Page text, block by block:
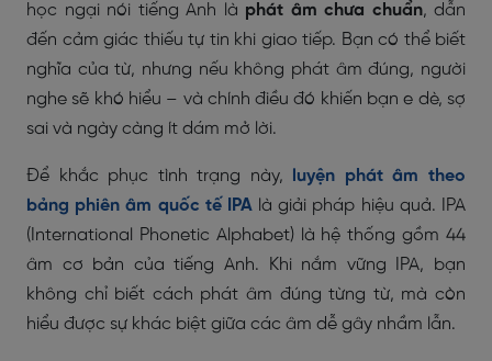
học ngại nói tiếng Anh là phát âm chưa chuẩn, dẫn
đến cảm giác thiếu tự tin khi giao tiếp. Bạn có thể biết
nghĩa của từ, nhưng nếu không phát âm đúng, người
nghe sẽ khó hiểu – và chính điều đó khiến bạn e dè, sợ
sai và ngày càng ít dám mở lời.
Để khắc phục tình trạng này,
luyện phát âm theo
bảng phiên âm quốc tế IPAlà giải pháp hiệu quả. IPA
(International Phonetic Alphabet) là hệ thống gồm 44
âm cơ bản của tiếng Anh. Khi nắm vững IPA, bạn
không chỉ biết cách phát âm đúng từng từ, mà còn
hiểu được sự khác biệt giữa các âm dễ gây nhầm lẫn.